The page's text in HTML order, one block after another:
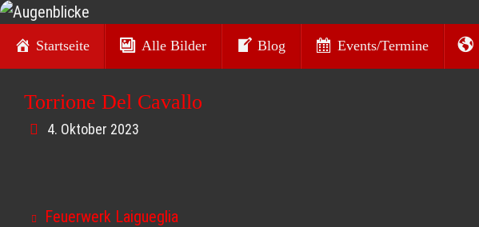
Zum
Inhalt
Augenblicke
Kurt O. Wörl - Fotografie
Inhalt
Startseite Alle Bilder Blog Events/Termine
Torrione Del Cavallo
4. Oktober 2023
Feuerwerk Laigueglia